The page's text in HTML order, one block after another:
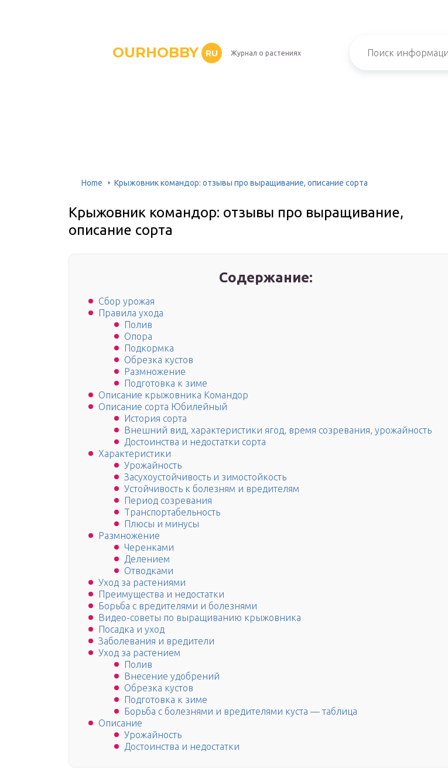
OURHOBBY RU Журнал о растениях
Home Крыжовник командор: отзывы про выращивание, описание сорта
Крыжовник командор: отзывы про выращивание,
описание сорта
Содержание:
Сбор урожая
Правила ухода
Полив
Опора
Подкормка
Обрезка кустов
Размножение
Подготовка к зиме
Описание крыжовника Командор
Описание сорта Юбилейный
История сорта
Внешний вид, характеристики ягод, время созревания, урожайность
Достоинства и недостатки сорта
Характеристики
Урожайность
Засухоустойчивость и зимостойкость
Устойчивость к болезням и вредителям
Период созревания
Транспортабельность
Плюсы и минусы
Размножение
Черенками
Делением
Отводками
Уход за растениями
Преимущества и недостатки
Борьба с вредителями и болезнями
Видео-советы по выращиванию крыжовника
Посадка и уход
Заболевания и вредители
Уход за растением
Полив
Внесение удобрений
Обрезка кустов
Подготовка к зиме
Борьба с болезнями и вредителями куста — таблица
Описание
Урожайность
Достоинства и недостатки